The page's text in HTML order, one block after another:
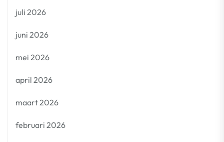
juli 2026
juni 2026
mei 2026
april 2026
maart 2026
februari 2026